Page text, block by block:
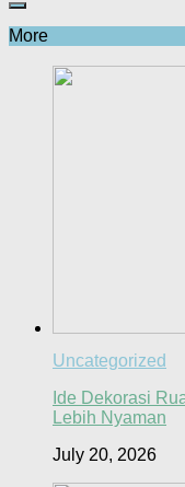
More
Uncategorized
Ide Dekorasi
Lebih Nyaman
July 20, 2026